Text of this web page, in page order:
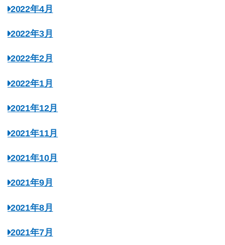
2022年4月
2022年3月
2022年2月
2022年1月
2021年12月
2021年11月
2021年10月
2021年9月
2021年8月
2021年7月